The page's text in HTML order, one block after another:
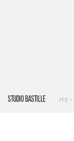
STUDIO BASTILLE パリ